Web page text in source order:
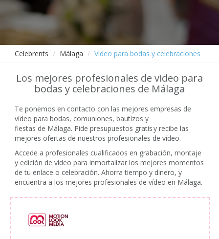
Celebrents Málaga Video para bodas y celebraciones
Los mejores profesionales de video para
bodas y celebraciones de Málaga
Te ponemos en contacto con las mejores empresas de
vídeo para bodas, comuniones, bautizos y
fiestas de Málaga. Pide presupuestos gratis y recibe las
mejores ofertas de nuestros profesionales de vídeo.
Accede a profesionales cualificados en grabación, montaje
y edición de vídeo para inmortalizar los mejores momentos
de tu enlace o celebración. Ahorra tiempo y dinero, y
encuentra a los mejores profesionales de vídeo en Málaga.